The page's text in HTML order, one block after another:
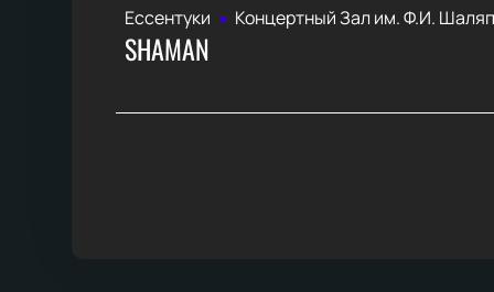
Ессентуки Концертный Зал им. Ф.И.
SHAMAN